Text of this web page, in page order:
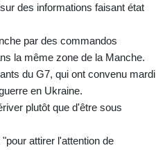
des informations faisant état
par des commandos
la même zone de la Manche.
du G7, qui ont convenu mardi
en Ukraine.
plutôt que d'être sous
attirer l'attention de